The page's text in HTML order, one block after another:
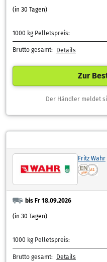
(in 30 Tagen)
1000 kg Pelletspreis:
Brutto gesamt: Details
Zur
Der Händler meldet
Fritz Wahr
bis Fr 18.09.2026
(in 30 Tagen)
1000 kg Pelletspreis:
Brutto gesamt: Details